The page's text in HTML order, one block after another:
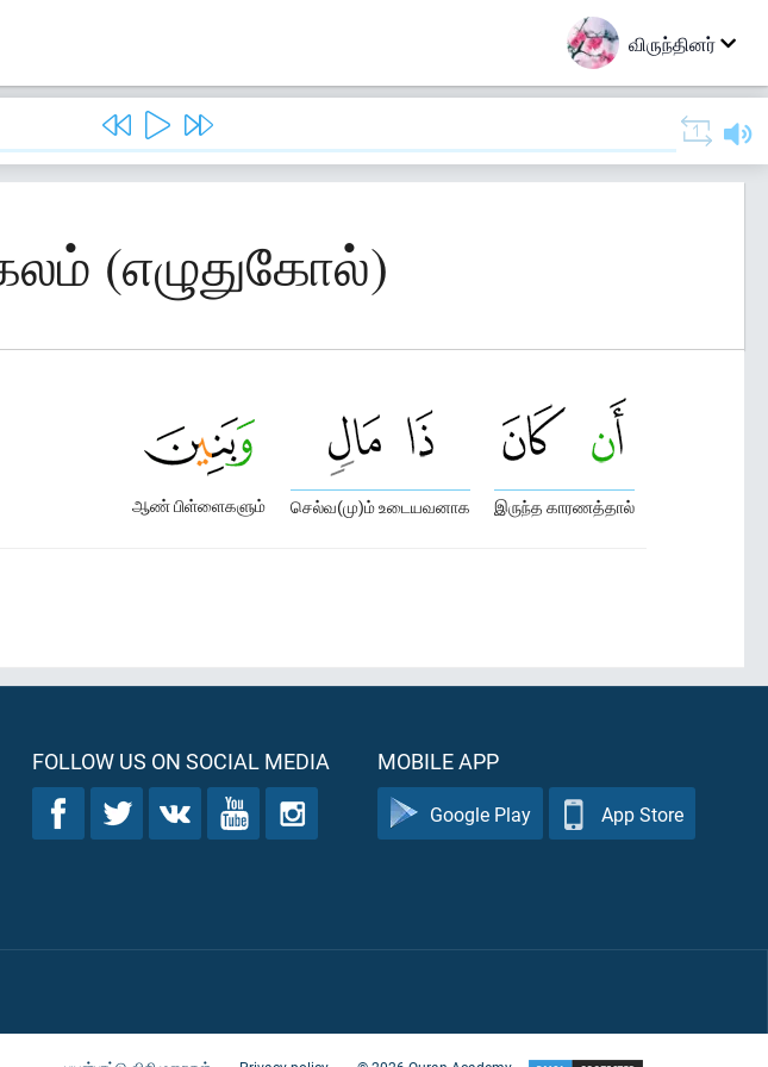
விருந்தினர்
(எழுதுகோல்)
இருந்த காரணத்தால்
செல்வ(மு)ம் உடையவனாக
ஆண் பிள்ளைகளும்
FOLLOW US ON SOCIAL MEDIA MOBILE APP
Google Play App Store